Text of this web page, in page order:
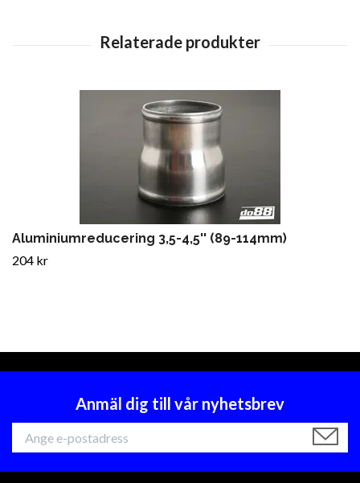
Aluminiumreducering 3,5-4,5'' (89-114mm)
204 kr
Anmäl dig till vår nyhetsbrev